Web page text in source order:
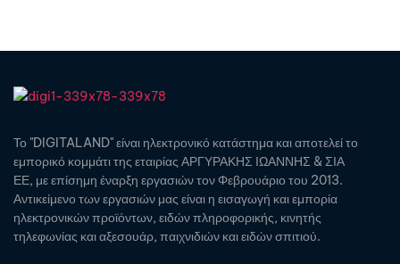
Το "DIGITALAND" είναι ηλεκτρονικό κατάστημα και αποτελεί το
εμπορικό κομμάτι της εταιρίας ΑΡΓΥΡΑΚΗΣ ΙΩΑΝΝΗΣ & ΣΙΑ
ΕΕ, με επίσημη έναρξη εργασιών τον Φεβρουάριο του 2013.
Αντικείμενο των εργασιών μας είναι η εισαγωγή και εμπορία
ηλεκτρονικών προϊόντων, ειδών πληροφορικής, κινητής
τηλεφωνίας και αξεσουάρ, παιχνιδιών και ειδών σπιτιού.